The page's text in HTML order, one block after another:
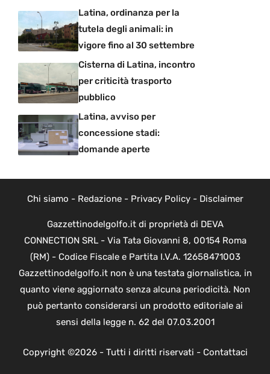
Latina, ordinanza per la
tutela degli animali: in
vigore fino al 30 settembre
Cisterna di Latina, incontro
per criticità trasporto
pubblico
Latina, avviso per
concessione stadi:
domande aperte
Chi siamo - Redazione- Privacy Policy- Disclaimer
Gazzettinodelgolfo.it di proprietà di DEVA
CONNECTION SRL - Via Tata Giovanni 8, 00154 Roma
(RM) - Codice Fiscale e Partita I.V.A. 12658471003
Gazzettinodelgolfo.it non è una testata giornalistica, in
quanto viene aggiornato senza alcuna periodicità. Non
può pertanto considerarsi un prodotto editoriale ai
sensi della legge n. 62 del 07.03.2001
Copyright ©2026 - Tutti i diritti riservati - Contattaci